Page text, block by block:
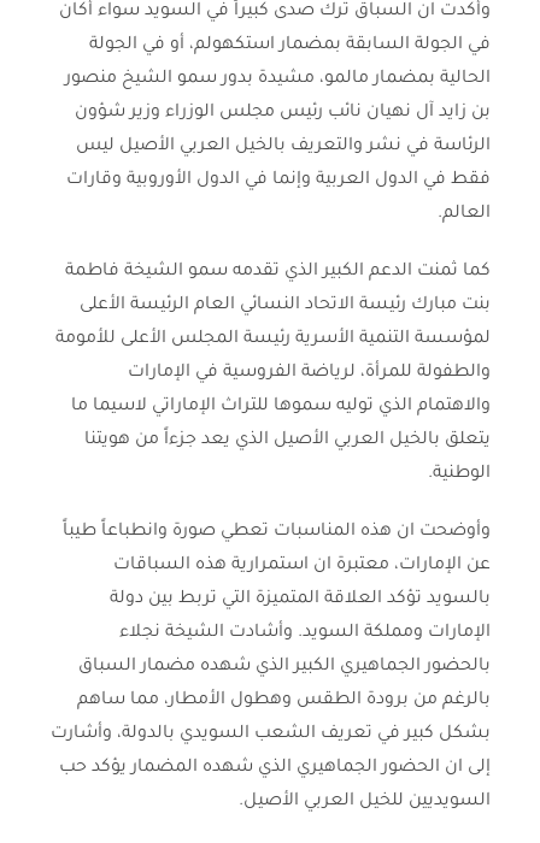
وأكدت ان السباق ترك صدى كبيراً في السويد سواء أكان
في الجولة السابقة بمضمار استكهولم، أو في الجولة
الحالية بمضمار مالمو، مشيدة بدور سمو الشيخ منصور
بن زايد آل نهيان نائب رئيس مجلس الوزراء وزير شؤون
الرئاسة في نشر والتعريف بالخيل العربي الأصيل ليس
فقط في الدول العربية وإنما في الدول الأوروبية وقارات
العالم.
كما ثمنت الدعم الكبير الذي تقدمه سمو الشيخة فاطمة
بنت مبارك رئيسة الاتحاد النسائي العام الرئيسة الأعلى
لمؤسسة التنمية الأسرية رئيسة المجلس الأعلى للأمومة
والطفولة للمرأة، لرياضة الفروسية في الإمارات
والاهتمام الذي توليه سموها للتراث الإماراتي لاسيما ما
يتعلق بالخيل العربي الأصيل الذي يعد جزءاً من هويتنا
الوطنية.
وأوضحت ان هذه المناسبات تعطي صورة وانطباعاً طيباً
عن الإمارات، معتبرة ان استمرارية هذه السباقات
بالسويد تؤكد العلاقة المتميزة التي تربط بين دولة
الإمارات ومملكة السويد. وأشادت الشيخة نجلاء
بالحضور الجماهيري الكبير الذي شهده مضمار السباق
بالرغم من برودة الطقس وهطول الأمطار، مما ساهم
بشكل كبير في تعريف الشعب السويدي بالدولة، وأشارت
إلى ان الحضور الجماهيري الذي شهده المضمار يؤكد حب
السويديين للخيل العربي الأصيل.